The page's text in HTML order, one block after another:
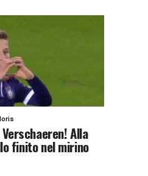
Alla
finito nel mirino